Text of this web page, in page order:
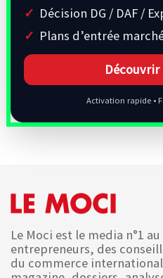
Décision DG / DAF /
Plans d’entrée
Activation rapide •
Le Moci est le media n°1
entrepreneurs, des
du commerce